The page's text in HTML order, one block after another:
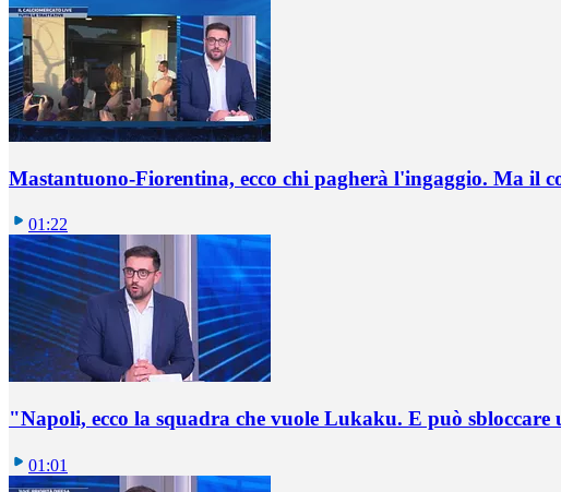
Mastantuono-Fiorentina, ecco chi pagherà l'ingaggio. Ma il
01:22
"Napoli, ecco la squadra che vuole Lukaku. E può sbloccare
01:01